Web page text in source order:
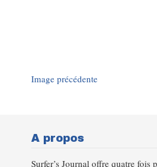
Image précédente
A propos
Surfer’s Journal offre quatre fois